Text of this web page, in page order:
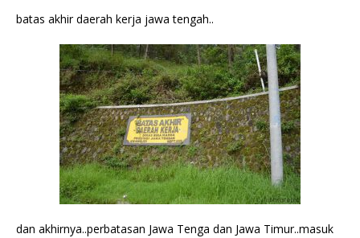
batas akhir daerah kerja jawa tengah..
dan akhirnya..perbatasan Jawa Tenga dan Jawa Timur..masuk